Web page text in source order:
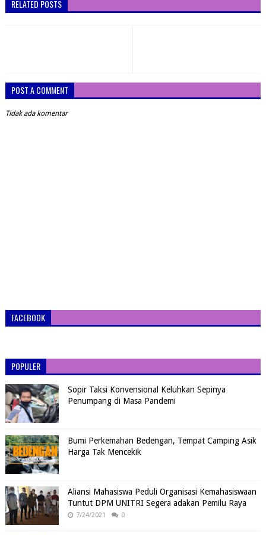
RELATED POSTS
POST A COMMENT
Tidak ada komentar
FACEBOOK
POPULER
Sopir Taksi Konvensional Keluhkan Sepinya
Penumpang di Masa Pandemi
Bumi Perkemahan Bedengan, Tempat Camping Asik
Harga Tak Mencekik
Aliansi Mahasiswa Peduli Organisasi Kemahasiswaan
Tuntut DPM UNITRI Segera adakan Pemilu Raya
7/24/2021 0